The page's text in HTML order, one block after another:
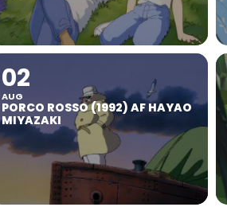
02
AUG
PORCO ROSSO (1992) AF HAYAO
MIYAZAKI